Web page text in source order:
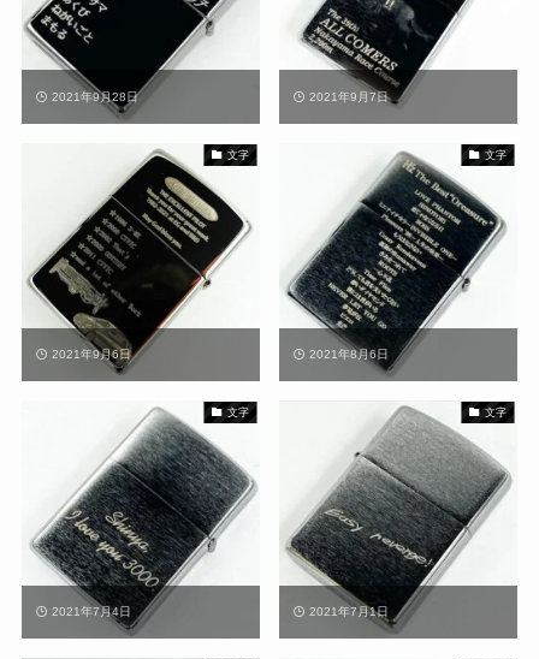
2021年9月28日 2021年9月7日
文字
2021年9月6日
文字
2021年8月6日
文字
2021年7月4日
文字
2021年7月1日